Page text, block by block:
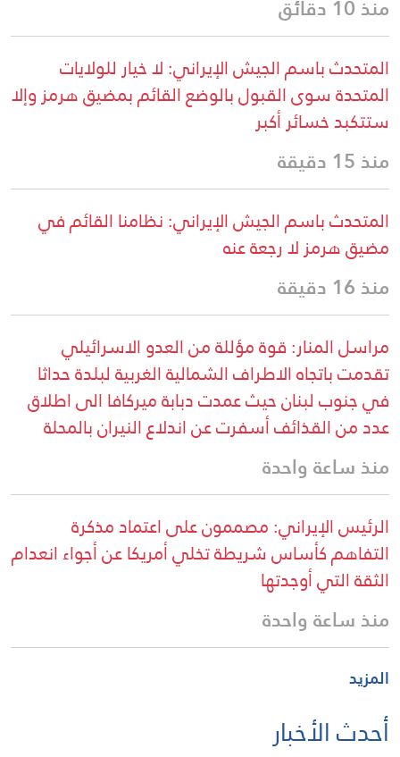
منذ 10 دقائق
المتحدث باسم الجيش الإيراني: لا خيار للولايات
المتحدة سوى القبول بالوضع القائم بمضيق هرمز وإلا
ستتكبد خسائر أكبر
منذ 15 دقيقة
المتحدث باسم الجيش الإيراني: نظامنا القائم في
مضيق هرمز لا رجعة عنه
منذ 16 دقيقة
مراسل المنار: قوة مؤللة من العدو الاسرائيلي
تقدمت باتجاه الاطراف الشمالية الغربية لبلدة حداثا
في جنوب لبنان حيث عمدت دبابة ميركافا الى اطلاق
عدد من القذائف أسفرت عن اندلاع النيران بالمحلة
منذ ساعة واحدة
الرئيس الإيراني: مصممون على اعتماد مذكرة
التفاهم كأساس شريطة تخلي أمريكا عن أجواء انعدام
الثقة التي أوجدتها
منذ ساعة واحدة
المزيد
أحدث الأخبار